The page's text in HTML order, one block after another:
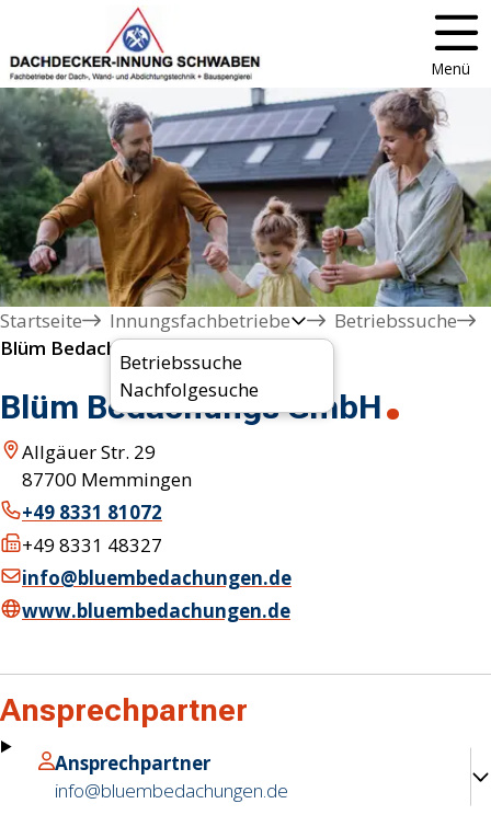
Menü
Startseite
Innungsfachbetriebe
Betriebssuche
Nachfolgesuche
Betriebssuche
Blüm Bedachungs GmbH
Blüm Bedachungs GmbH
Allgäuer Str. 29
87700 Memmingen
+49 8331 81072
+49 8331 48327
info@bluembedachungen.de
www.bluembedachungen.de
Ansprechpartner
Ansprechpartner
info@bluembedachungen.de